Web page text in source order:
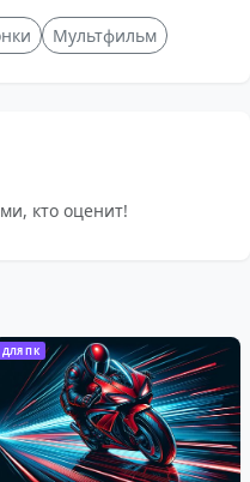
Мультфильм
кто оценит!
ДЛЯ ПК